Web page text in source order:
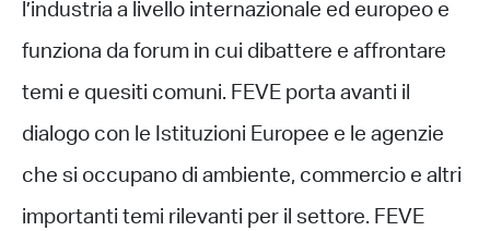
l’industria a livello internazionale ed europeo e
funziona da forum in cui dibattere e affrontare
temi e quesiti comuni. FEVE porta avanti il
dialogo con le Istituzioni Europee e le agenzie
che si occupano di ambiente, commercio e altri
importanti temi rilevanti per il settore. FEVE